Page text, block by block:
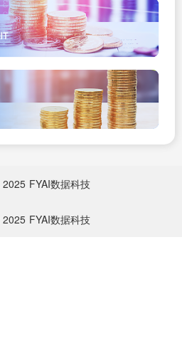
2025 FYAI数据科技
2025 FYAI数据科技